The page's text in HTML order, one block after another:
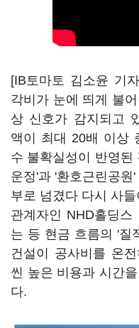
[IB토마토 김소윤 기
각비가 눈에 띄게 불
상 신호가 감지되고
액이 최대 20배 이상
수 불확실성이 반영된
운정'과 '환호근린공원
부로 넘겼다 다시 사
관계자인 NHD홀딩
는 등 현금 흐름의 '질
건설이 공사비를 온
씬 높은 비용과 시간
다.